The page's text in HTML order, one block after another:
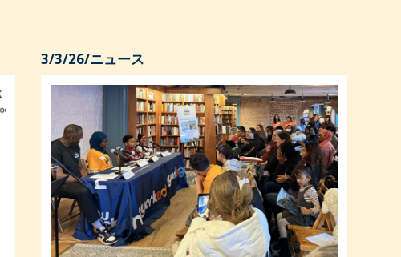
3/3/26/ニュース